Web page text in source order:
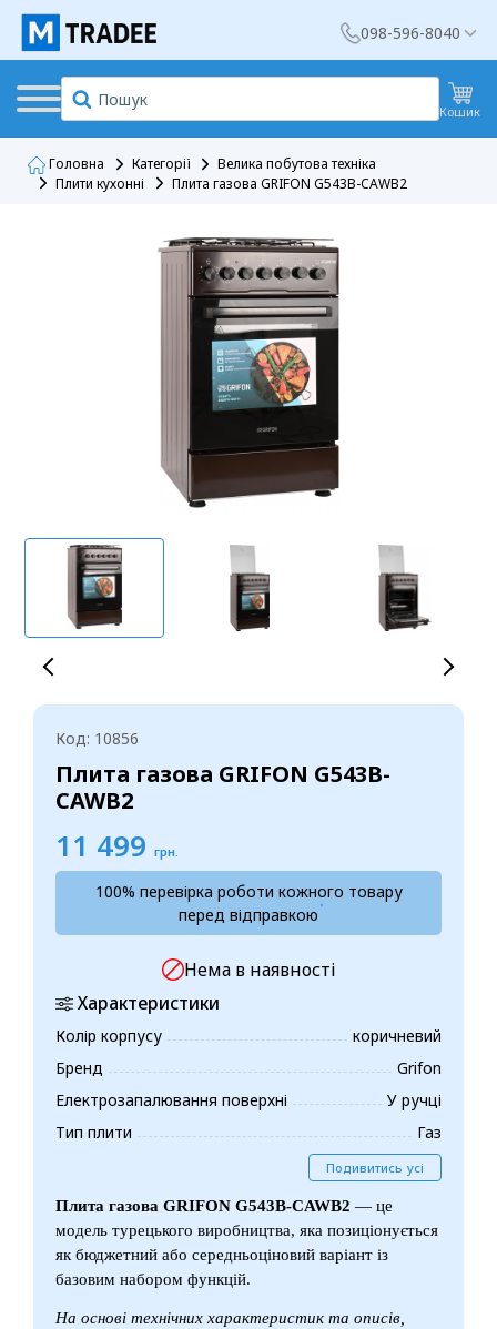
098-596-8040
Кошик
Головна Категорії
Велика побутова техніка
Плити кухонні
Плита газова GRIFON G543B-CAWB2
Код: 10856
Плита газова GRIFON G543B-
CAWB2
11 499 грн.
100% перевірка роботи кожного товару
перед відправкою
Нема в наявності
Характеристики
Колір корпусу
коричневий
Бренд
Grifon
Електрозапалювання поверхні
У ручці
Тип плити
Газ
Подивитись усі
Плита газова GRIFON G543B-CAWB2 — це
модель турецького виробництва, яка позиціонується
як бюджетний або середньоціновий варіант із
базовим набором функцій.
На основі технічних характеристик та описів,